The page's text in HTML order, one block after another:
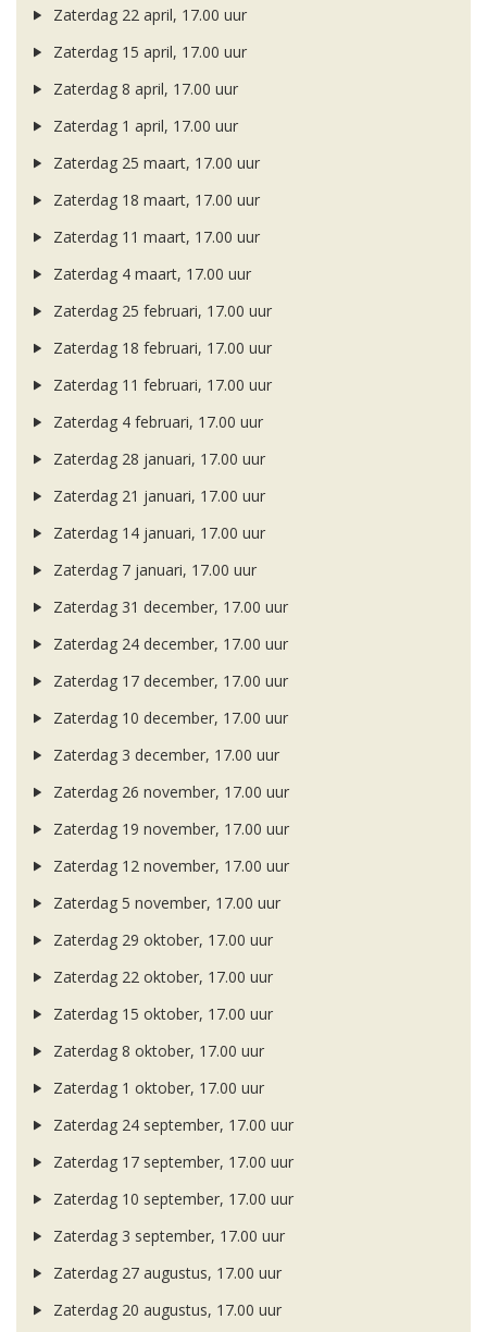
Zaterdag 22 april, 17.00 uur
Zaterdag 15 april, 17.00 uur
Zaterdag 8 april, 17.00 uur
Zaterdag 1 april, 17.00 uur
Zaterdag 25 maart, 17.00 uur
Zaterdag 18 maart, 17.00 uur
Zaterdag 11 maart, 17.00 uur
Zaterdag 4 maart, 17.00 uur
Zaterdag 25 februari, 17.00 uur
Zaterdag 18 februari, 17.00 uur
Zaterdag 11 februari, 17.00 uur
Zaterdag 4 februari, 17.00 uur
Zaterdag 28 januari, 17.00 uur
Zaterdag 21 januari, 17.00 uur
Zaterdag 14 januari, 17.00 uur
Zaterdag 7 januari, 17.00 uur
Zaterdag 31 december, 17.00 uur
Zaterdag 24 december, 17.00 uur
Zaterdag 17 december, 17.00 uur
Zaterdag 10 december, 17.00 uur
Zaterdag 3 december, 17.00 uur
Zaterdag 26 november, 17.00 uur
Zaterdag 19 november, 17.00 uur
Zaterdag 12 november, 17.00 uur
Zaterdag 5 november, 17.00 uur
Zaterdag 29 oktober, 17.00 uur
Zaterdag 22 oktober, 17.00 uur
Zaterdag 15 oktober, 17.00 uur
Zaterdag 8 oktober, 17.00 uur
Zaterdag 1 oktober, 17.00 uur
Zaterdag 24 september, 17.00 uur
Zaterdag 17 september, 17.00 uur
Zaterdag 10 september, 17.00 uur
Zaterdag 3 september, 17.00 uur
Zaterdag 27 augustus, 17.00 uur
Zaterdag 20 augustus, 17.00 uur